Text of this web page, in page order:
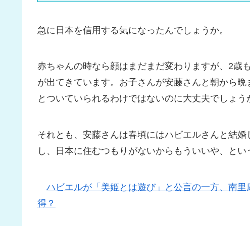
急に日本を信用する気になったんでしょうか。
赤ちゃんの時なら顔はまだまだ変わりますが、2歳
が出てきています。お子さんが安藤さんと朝から
とついていられるわけではないのに大丈夫でしょう
それとも、安藤さんは春頃にはハビエルさんと結
し、日本に住むつもりがないからもういいや、とい
ハビエルが「美姫とは遊び」と公言の一方、南
得？